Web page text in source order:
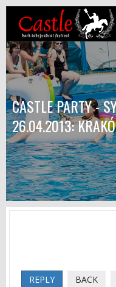
CASTLE PARTY -
26.04.2013:
REPLY BACK